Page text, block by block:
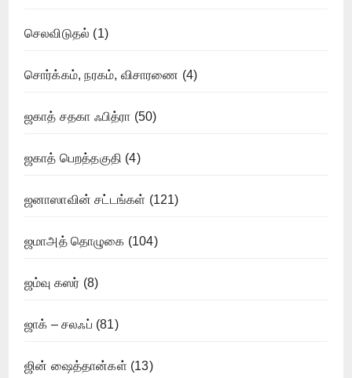
செலவிடுதல் (1)
சொர்க்கம், நரகம், விசாரணை (4)
ஜகாத் சதகா ஃபித்ரா (50)
ஜகாத் பெறத்தகுதி (4)
ஜனாஸாவின் சட்டங்கள் (121)
ஜமாஅத் தொழுகை (104)
ஜம்வு கஸர் (8)
ஜாக் – சலஃப் (81)
ஜின் ஷைத்தான்கள் (13)